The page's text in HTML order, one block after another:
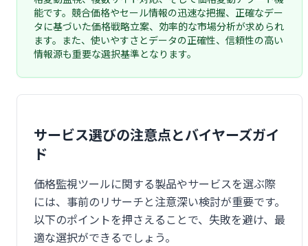
能です。競合価格やセール情報の迅速な把握、正確なデー
タに基づいた価格戦略立案、効率的な市場分析が求められ
ます。また、使いやすさとデータの正確性、信頼性の高い
情報源も重要な選択基準となります。
サービス選びの注意点とバイヤーズガイ
ド
価格監視ツールに関する製品やサービスを選ぶ際
には、事前のリサーチと注意深い検討が重要です。
以下のポイントを押さえることで、失敗を避け、最
適な選択ができるでしょう。